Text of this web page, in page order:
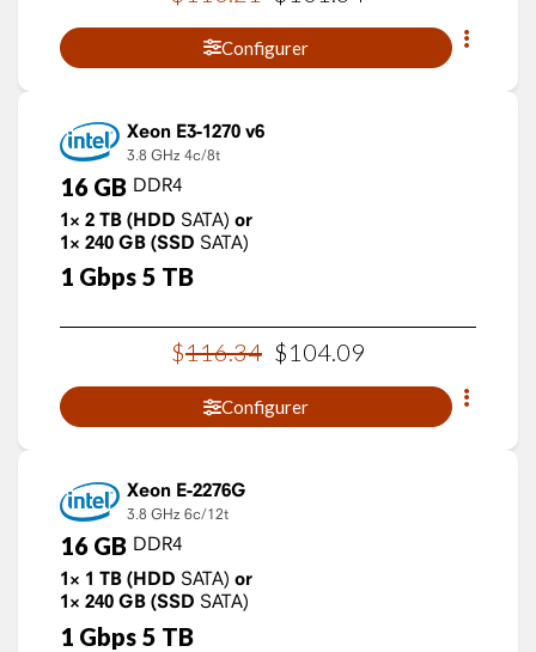
Configurer
Xeon E3-1270 v6
3.8 GHz 4c/8t
16 GB DDR4
1× 2 TB (HDD SATA) or
1× 240 GB (SSD SATA)
1 Gbps 5 TB
$116.34 $104.09
Configurer
Xeon E-2276G
3.8 GHz 6c/12t
16 GB DDR4
1× 1 TB (HDD SATA) or
1× 240 GB (SSD SATA)
1 Gbps 5 TB